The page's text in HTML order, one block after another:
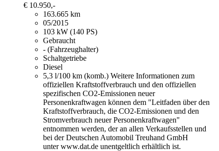
€ 10.950,-
163.665 km
05/2015
103 kW (140 PS)
Gebraucht
- (Fahrzeughalter)
Schaltgetriebe
Diesel
5,3 l/100 km (komb.) Weitere Informationen zum
offiziellen Kraftstoffverbrauch und den offiziellen
spezifischen CO2-Emissionen neuer
Personenkraftwagen können dem "Leitfaden über den
Kraftstoffverbrauch, die CO2-Emissionen und den
Stromverbrauch neuer Personenkraftwagen"
entnommen werden, der an allen Verkaufsstellen und
bei der Deutschen Automobil Treuhand GmbH
unter www.dat.de unentgeltlich erhältlich ist.